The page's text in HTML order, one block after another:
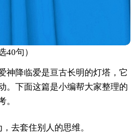
40句）
神降临爱是亘古长明的灯塔，它
。下面这篇是小编帮大家整理的
。
去套住别人的思维。